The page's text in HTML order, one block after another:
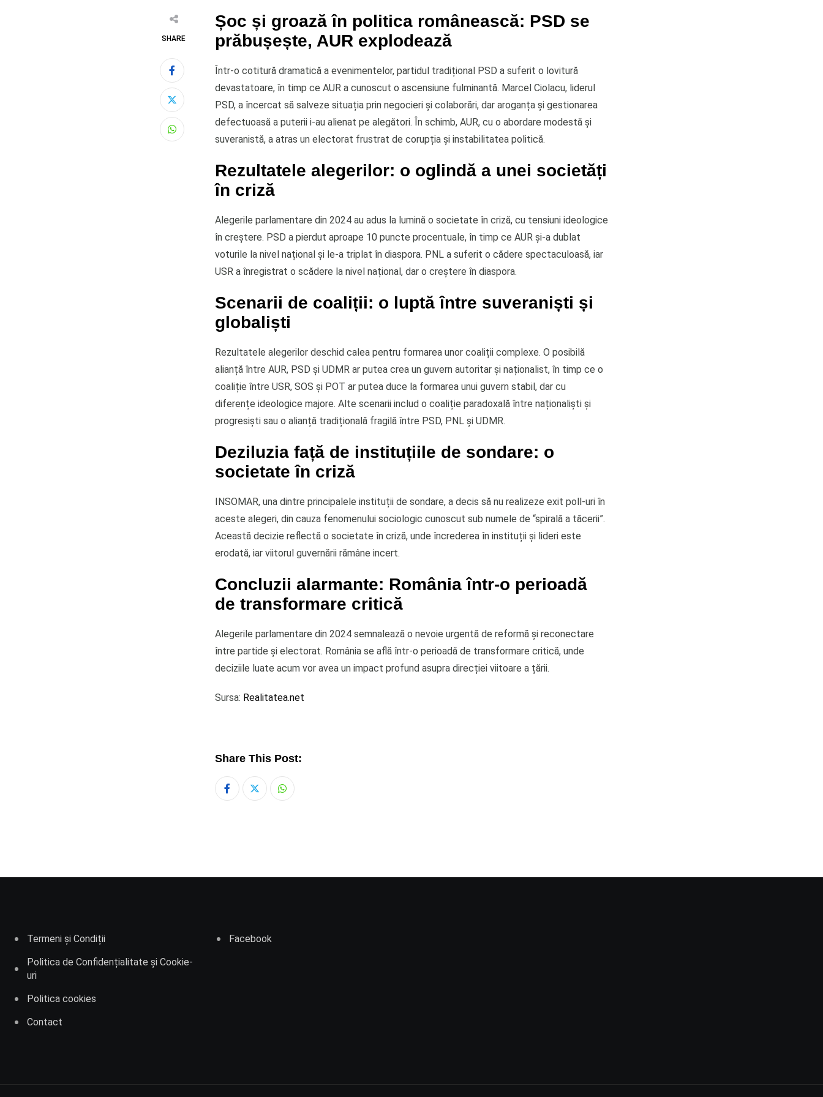
SHARE
Whatsapp
Șoc și groază în politica românească: PSD se
prăbușește, AUR explodează
Într-o cotitură dramatică a evenimentelor, partidul tradițional PSD a suferit o lovitură
devastatoare, în timp ce AUR a cunoscut o ascensiune fulminantă. Marcel Ciolacu, liderul
PSD, a încercat să salveze situația prin negocieri și colaborări, dar aroganța și gestionarea
defectuoasă a puterii i-au alienat pe alegători. În schimb, AUR, cu o abordare modestă și
suveranistă, a atras un electorat frustrat de corupția și instabilitatea politică.
Rezultatele alegerilor: o oglindă a unei societăți
în criză
Alegerile parlamentare din 2024 au adus la lumină o societate în criză, cu tensiuni ideologice
în creștere. PSD a pierdut aproape 10 puncte procentuale, în timp ce AUR și-a dublat
voturile la nivel național și le-a triplat în diaspora. PNL a suferit o cădere spectaculoasă, iar
USR a înregistrat o scădere la nivel național, dar o creștere în diaspora.
Scenarii de coaliții: o luptă între suveraniști și
globaliști
Rezultatele alegerilor deschid calea pentru formarea unor coaliții complexe. O posibilă
alianță între AUR, PSD și UDMR ar putea crea un guvern autoritar și naționalist, în timp ce o
coaliție între USR, SOS și POT ar putea duce la formarea unui guvern stabil, dar cu
diferențe ideologice majore. Alte scenarii includ o coaliție paradoxală între naționaliști și
progresiști sau o alianță tradițională fragilă între PSD, PNL și UDMR.
Deziluzia față de instituțiile de sondare: o
societate în criză
INSOMAR, una dintre principalele instituții de sondare, a decis să nu realizeze exit poll-uri în
aceste alegeri, din cauza fenomenului sociologic cunoscut sub numele de “spirală a tăcerii”.
Această decizie reflectă o societate în criză, unde încrederea în instituții și lideri este
erodată, iar viitorul guvernării rămâne incert.
Concluzii alarmante: România într-o perioadă
de transformare critică
Alegerile parlamentare din 2024 semnalează o nevoie urgentă de reformă și reconectare
între partide și electorat. România se află într-o perioadă de transformare critică, unde
deciziile luate acum vor avea un impact profund asupra direcției viitoare a țării.
Sursa: Realitatea.net
Share This Post:
Whatsapp
Termeni și Condiții
Politica de Confidențialitate și Cookie-
uri
Politica cookies
Contact
Facebook